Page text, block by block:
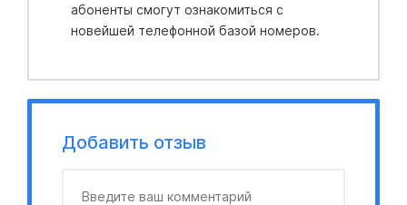
абоненты смогут ознакомиться с
новейшей телефонной базой номеров.
Добавить отзыв